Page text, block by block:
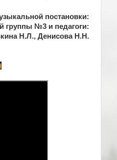
постановки:
группы №3 и педагоги:
Н.Л., Денисова Н.Н.